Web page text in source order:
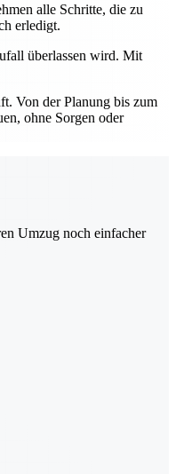
alle Schritte, die zu
erledigt.
überlassen wird. Mit
Von der Planung bis zum
ohne Sorgen oder
Umzug noch einfacher